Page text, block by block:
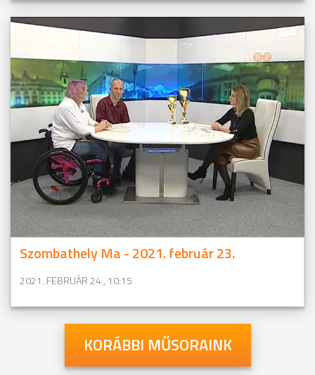
Szombathely Ma - 2021. február 23.
2021. FEBRUÁR 24., 10:15
KORÁBBI MŰSORAINK